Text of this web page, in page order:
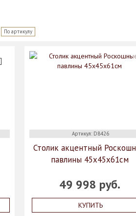
По артикулу
Артикул: D8426
Столик акцентный
павлины 45х45х61см
49 998 руб.
КУПИТЬ